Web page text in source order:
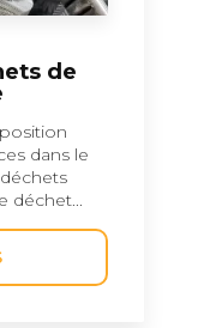
de
dans le
déchet...